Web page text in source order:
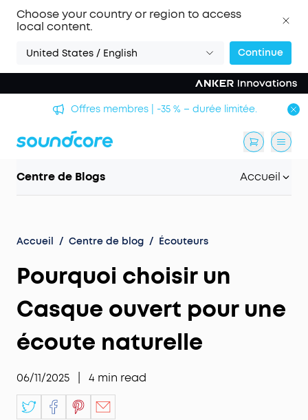
Choose your country or region to access
local content.
United States / English Continue
Offres membres | -35 % – durée limitée.
Centre de Blogs Accueil
Accueil / Centre de blog / Écouteurs
Pourquoi choisir un
Casque ouvert pour une
écoute naturelle
06/11/2025 4 min read